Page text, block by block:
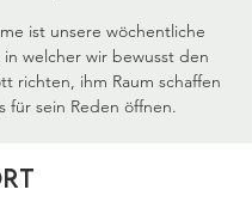
ist unsere wöchentliche
welcher wir bewusst den
richten, ihm Raum schaffen
für sein Reden öffnen.